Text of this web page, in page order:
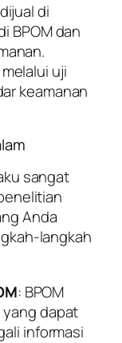
di
BPOM dan
uji
keamanan
sangat
Anda
langkah
: BPOM
yang dapat
informasi